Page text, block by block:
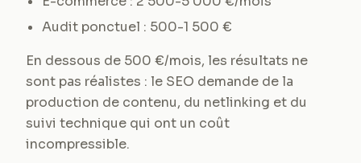
Audit ponctuel : 500-1 500 €
En dessous de 500 €/mois, les résultats ne
sont pas réalistes : le SEO demande de la
production de contenu, du netlinking et du
suivi technique qui ont un coût
incompressible.